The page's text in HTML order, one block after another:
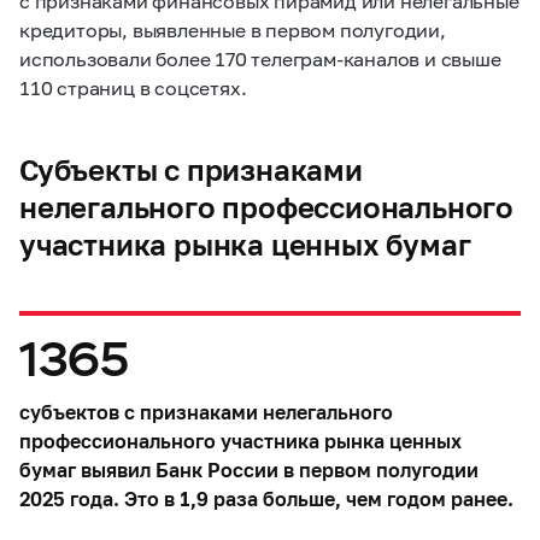
кредиторы, выявленные в первом полугодии,
использовали более 170 телеграм-каналов и свыше
110 страниц в соцсетях.
Субъекты с признаками
нелегального профессионального
участника рынка ценных бумаг
1365
субъектов с признаками нелегального
профессионального участника рынка ценных
бумаг выявил Банк России в первом полугодии
2025 года. Это в 1,9 раза больше, чем годом ранее.